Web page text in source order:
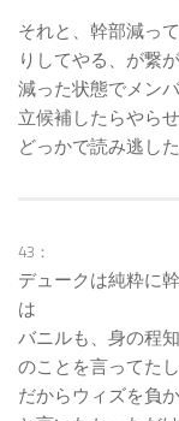
それと、幹部減っ
りしてやる、が繋
減った状態でメン
立候補したらやら
どっかで読み逃し
43：
デュークは純粋に
は
バニルも、身の程
のことを言ってたし
だからウィズを負